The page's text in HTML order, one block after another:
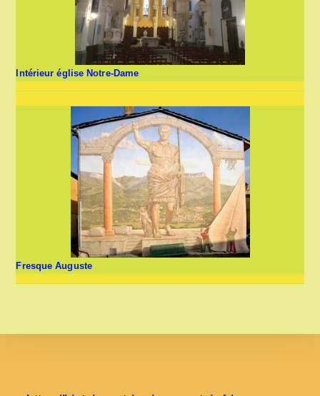
Intérieur église Notre-Dame
Fresque Auguste